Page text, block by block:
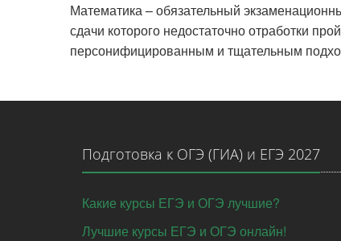
Математика – обязательный
сдачи которого недостаточно отработки
персонифицированным и тщательным
Подготовка к ОГЭ (ГИА) и ЕГЭ 2027
Какие курсы ЕГЭ и ОГЭ лучшие?
Лучшие курсы ЕГЭ и ОГЭ онлайн!